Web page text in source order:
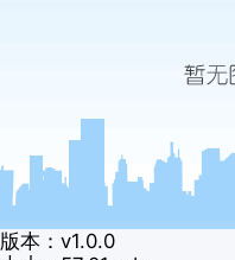
版本：v1.0.0